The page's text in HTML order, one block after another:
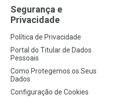
Segurança e
Privacidade
Política de Privacidade
Portal do Titular de Dados
Pessoais
Como Protegemos os Seus
Dados
Configuração de Cookies